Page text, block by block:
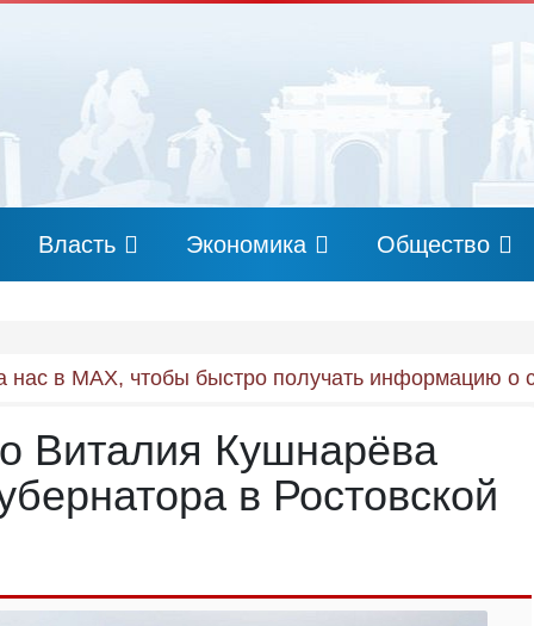
Власть Экономика Общество
нас в MAX, чтобы быстро получать информацию о
Виталия Кушнарёва
в Ростовской